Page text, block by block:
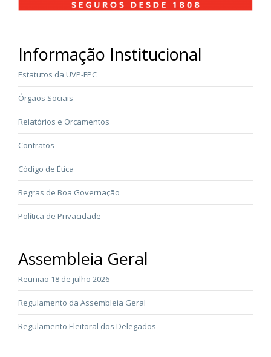
Informação Institucional
Estatutos da UVP-FPC
Órgãos Sociais
Relatórios e Orçamentos
Contratos
Código de Ética
Regras de Boa Governação
Política de Privacidade
Assembleia Geral
Reunião 18 de julho 2026
Regulamento da Assembleia Geral
Regulamento Eleitoral dos Delegados